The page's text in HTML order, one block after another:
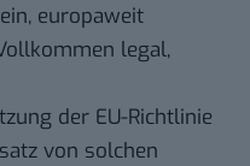
europaweit
legal,
der EU-Richtlinie
von solchen